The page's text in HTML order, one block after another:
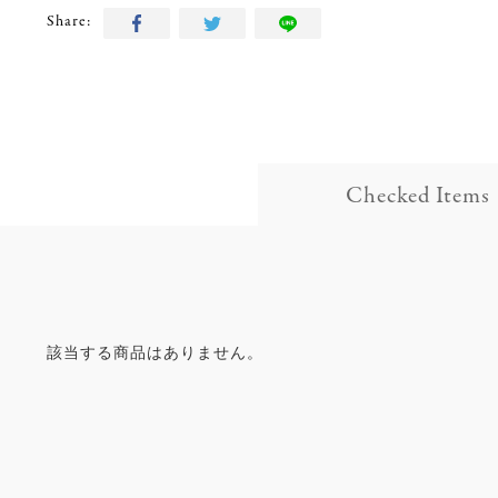
Share:
Checked Items
該当する商品はありません。